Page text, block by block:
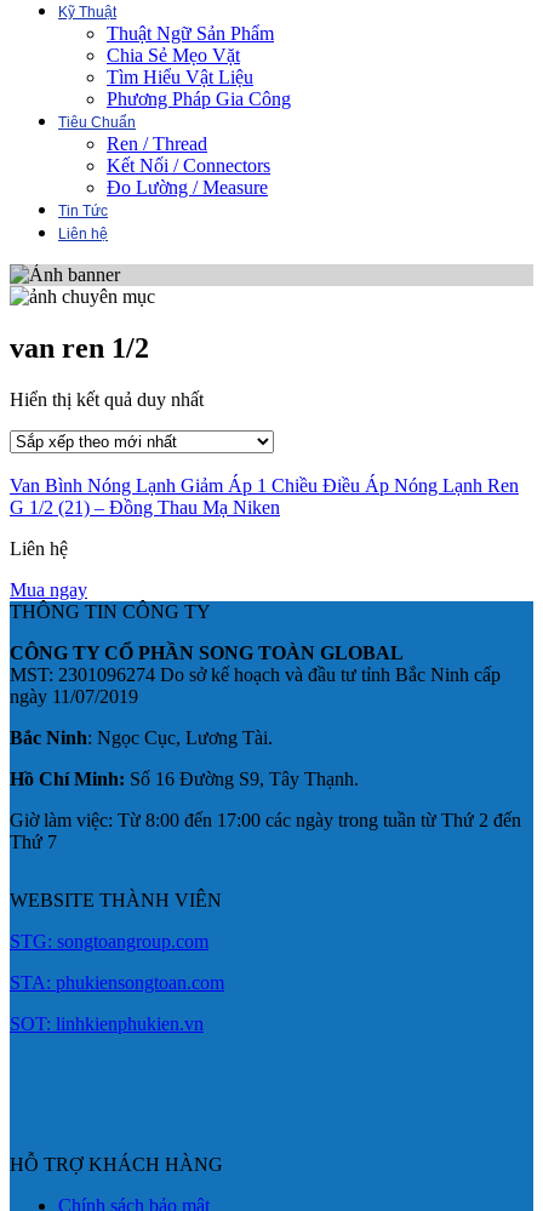
Kỹ Thuật
Thuật Ngữ Sản Phẩm
Chia Sẻ Mẹo Vặt
Tìm Hiểu Vật Liệu
Phương Pháp Gia Công
Tiêu Chuẩn
Ren / Thread
Kết Nối / Connectors
Đo Lường / Measure
Tin Tức
Liên hệ
van ren 1/2
Hiển thị kết quả duy nhất
Van Bình Nóng Lạnh Giảm Áp 1 Chiều Điều Áp Nóng Lạnh Ren
G 1/2 (21) – Đồng Thau Mạ Niken
Liên hệ
Mua ngay
THÔNG TIN CÔNG TY
CÔNG TY CỔ PHẦN SONG TOÀN GLOBAL
MST: 2301096274 Do sở kế hoạch và đầu tư tỉnh Bắc Ninh cấp
ngày 11/07/2019
Bắc Ninh: Ngọc Cục, Lương Tài.
Hồ Chí Minh: Số 16 Đường S9, Tây Thạnh.
Giờ làm việc: Từ 8:00 đến 17:00 các ngày trong tuần từ Thứ 2 đến
Thứ 7
WEBSITE THÀNH VIÊN
STG: songtoangroup.com
STA: phukiensongtoan.com
SOT: linhkienphukien.vn
HỖ TRỢ KHÁCH HÀNG
Chính sách bảo mật